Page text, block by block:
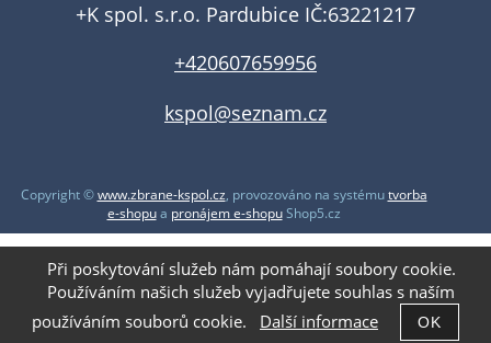
+K spol. s.r.o. Pardubice IČ:63221217
+420607659956
kspol@seznam.cz
Copyright ©www.zbrane-kspol.cz, provozováno na systémutvorba
e-shopua pronájem e-shopuShop5.cz
Při poskytování služeb nám pomáhají soubory cookie.
Používáním našich služeb vyjadřujete souhlas s naším
používáním souborů cookie. Další informace